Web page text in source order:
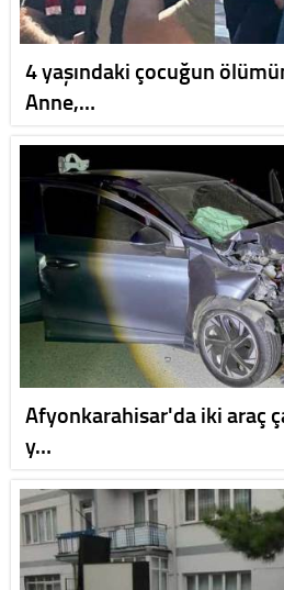
4 yaşındaki çocuğun
Anne,…
Afyonkarahisar'da iki araç
y…